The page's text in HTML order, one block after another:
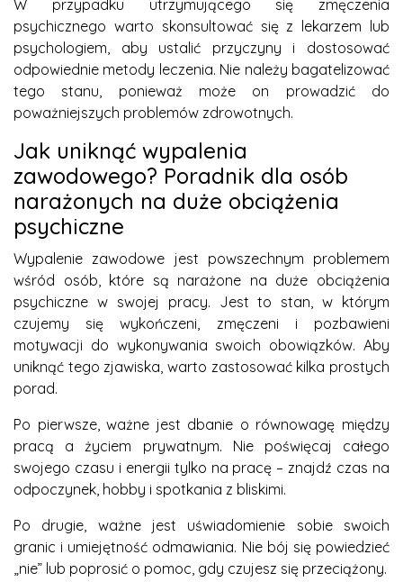
W przypadku utrzymującego się zmęczenia
psychicznego warto skonsultować się z lekarzem lub
psychologiem, aby ustalić przyczyny i dostosować
odpowiednie metody leczenia. Nie należy bagatelizować
tego stanu, ponieważ może on prowadzić do
poważniejszych problemów zdrowotnych.
Jak uniknąć wypalenia
zawodowego? Poradnik dla osób
narażonych na duże obciążenia
psychiczne
Wypalenie zawodowe jest powszechnym problemem
wśród osób, które są narażone na duże obciążenia
psychiczne w swojej pracy. Jest to stan, w którym
czujemy się wykończeni, zmęczeni i pozbawieni
motywacji do wykonywania swoich obowiązków. Aby
uniknąć tego zjawiska, warto zastosować kilka prostych
porad.
Po pierwsze, ważne jest dbanie o równowagę między
pracą a życiem prywatnym. Nie poświęcaj całego
swojego czasu i energii tylko na pracę – znajdź czas na
odpoczynek, hobby i spotkania z bliskimi.
Po drugie, ważne jest uświadomienie sobie swoich
granic i umiejętność odmawiania. Nie bój się powiedzieć
„nie” lub poprosić o pomoc, gdy czujesz się przeciążony.